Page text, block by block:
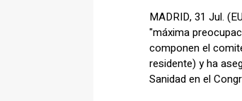
MADRID, 31 Jul.
"máxima
componen el
residente) y ha
Sanidad en el